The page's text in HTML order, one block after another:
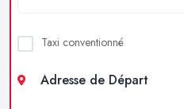
Taxi conventionné
Adresse de Départ